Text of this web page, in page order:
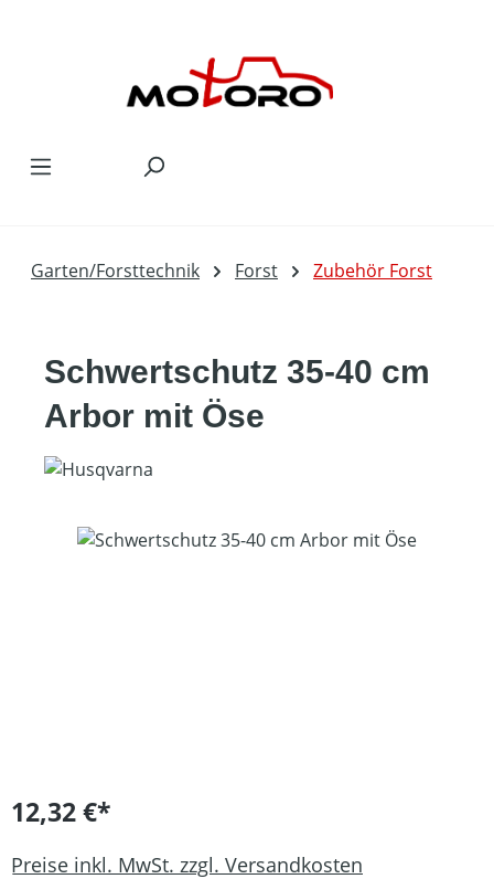
Garten/Forsttechnik Forst Zubehör Forst
Schwertschutz 35-40 cm
Arbor mit Öse
Bildergalerie überspringen
12,32 €*
Preise inkl. MwSt. zzgl. Versandkosten